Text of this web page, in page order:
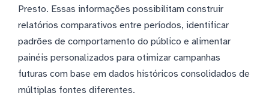
Presto. Essas informações possibilitam construir
relatórios comparativos entre períodos, identificar
padrões de comportamento do público e alimentar
painéis personalizados para otimizar campanhas
futuras com base em dados históricos consolidados de
múltiplas fontes diferentes.